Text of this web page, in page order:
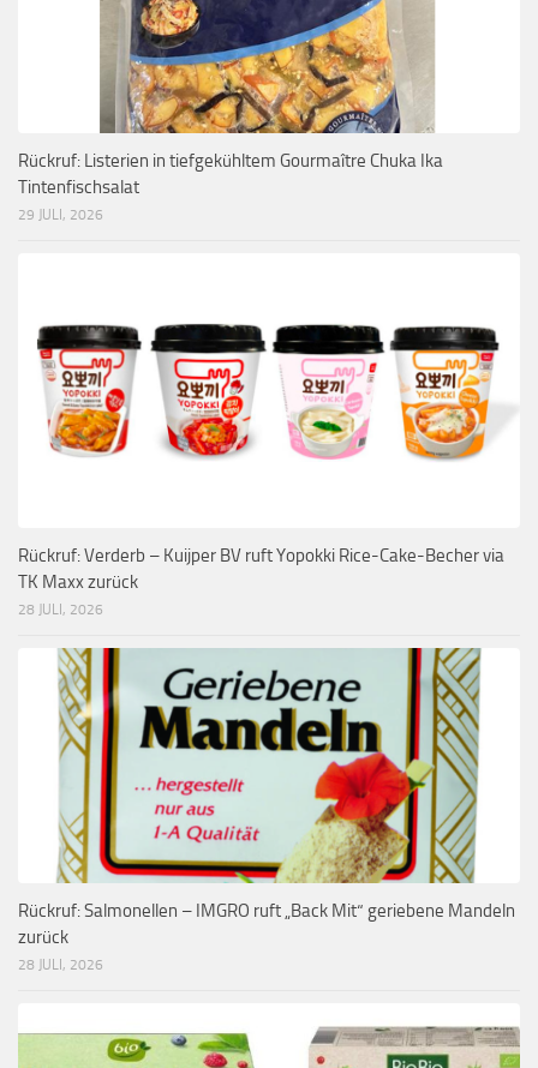
Rückruf: Listerien in tiefgekühltem Gourmaître Chuka Ika
Tintenfischsalat
29 JULI, 2026
Rückruf: Verderb – Kuijper BV ruft Yopokki Rice-Cake-Becher via
TK Maxx zurück
28 JULI, 2026
Rückruf: Salmonellen – IMGRO ruft „Back Mit“ geriebene Mandeln
zurück
28 JULI, 2026